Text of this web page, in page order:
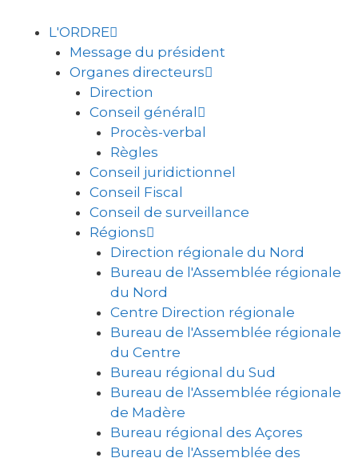
L'ORDRE
Message du président
Organes directeurs
Direction
Conseil général
Procès-verbal
Règles
Conseil juridictionnel
Conseil Fiscal
Conseil de surveillance
Régions
Direction régionale du Nord
Bureau de l'Assemblée régionale
du Nord
Centre Direction régionale
Bureau de l'Assemblée régionale
du Centre
Bureau régional du Sud
Bureau de l'Assemblée régionale
de Madère
Bureau régional des Açores
Bureau de l'Assemblée des